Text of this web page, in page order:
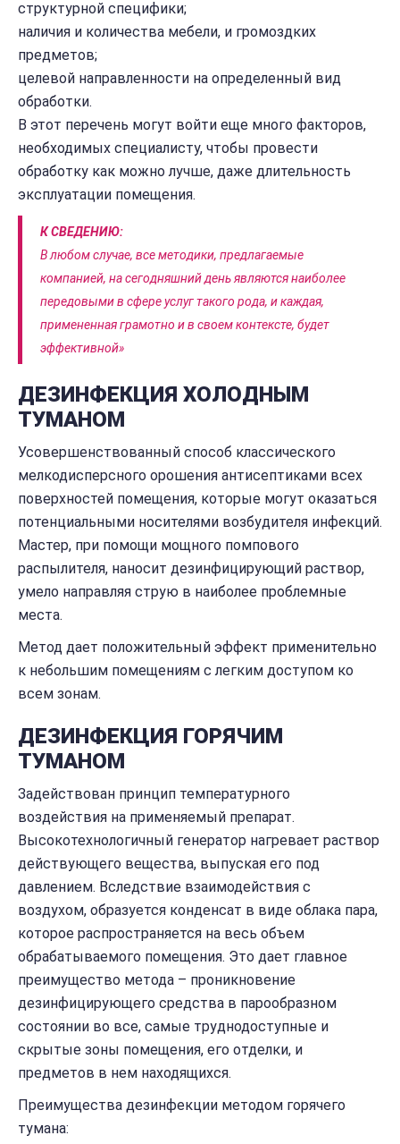
структурной специфики;
наличия и количества мебели, и громоздких
предметов;
целевой направленности на определенный вид
обработки.
В этот перечень могут войти еще много факторов,
необходимых специалисту, чтобы провести
обработку как можно лучше, даже длительность
эксплуатации помещения.
К СВЕДЕНИЮ:
В любом случае, все методики, предлагаемые
компанией, на сегодняшний день являются наиболее
передовыми в сфере услуг такого рода, и каждая,
примененная грамотно и в своем контексте, будет
эффективной»
ДЕЗИНФЕКЦИЯ ХОЛОДНЫМ
ТУМАНОМ
Усовершенствованный способ классического
мелкодисперсного орошения антисептиками всех
поверхностей помещения, которые могут оказаться
потенциальными носителями возбудителя инфекций.
Мастер, при помощи мощного помпового
распылителя, наносит дезинфицирующий раствор,
умело направляя струю в наиболее проблемные
места.
Метод дает положительный эффект применительно
к небольшим помещениям с легким доступом ко
всем зонам.
ДЕЗИНФЕКЦИЯ ГОРЯЧИМ
ТУМАНОМ
Задействован принцип температурного
воздействия на применяемый препарат.
Высокотехнологичный генератор нагревает раствор
действующего вещества, выпуская его под
давлением. Вследствие взаимодействия с
воздухом, образуется конденсат в виде облака пара,
которое распространяется на весь объем
обрабатываемого помещения. Это дает главное
преимущество метода – проникновение
дезинфицирующего средства в парообразном
состоянии во все, самые труднодоступные и
скрытые зоны помещения, его отделки, и
предметов в нем находящихся.
Преимущества дезинфекции методом горячего
тумана: